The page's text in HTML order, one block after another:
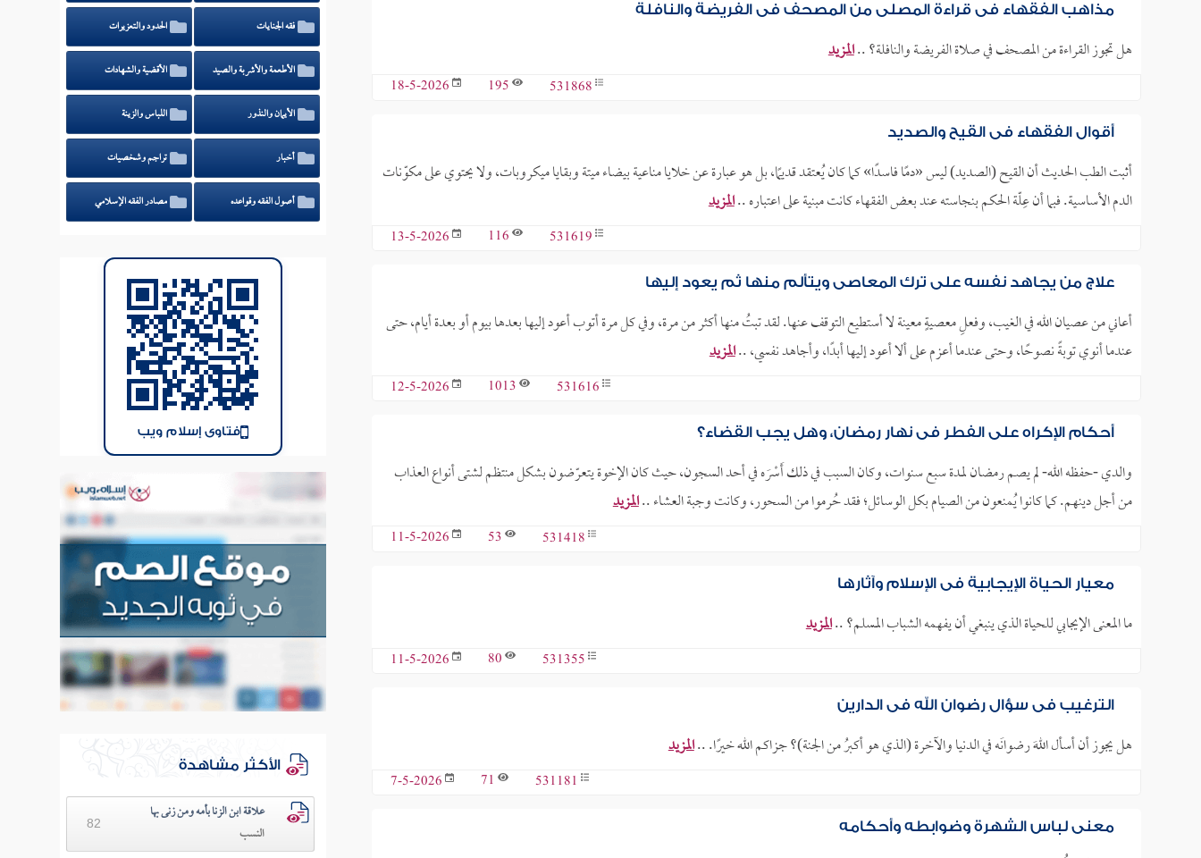
مذاهب الفقهاء في قراءة المصلي من المصحف في الفريضة والنافلة
هل تجوز القراءة من المصحف في صلاة الفريضة والنافلة؟ ..المزيد
531868
195
18-5-2026
أقوال الفقهاء في القيح والصديد
أثبت الطب الحديث أن القيح (الصديد) ليس «دمًا فاسدًا» كما كان يُعتقد قديمًا، بل هو عبارة عن خلايا مناعية بيضاء ميتة وبقايا ميكروبات، ولا يحتوي على مكوّنات
الدم الأساسية. فبما أن عِلّة الحكم بنجاسته عند بعض الفقهاء كانت مبنية على اعتباره ..المزيد
531619
116
13-5-2026
علاج من يجاهد نفسه على ترك المعاصي ويتألم منها ثم يعود إليها
أعاني من عصيان الله في الغيب، وفعلِ معصيةٍ معينة لا أستطيع التوقف عنها. لقد تبتُ منها أكثر من مرة، وفي كل مرة أتوب أعود إليها بعدها بيوم أو بعدة أيام، حتى
عندما أنوي توبةً نصوحًا، وحتى عندما أعزم على ألا أعود إليها أبدًا، وأجاهد نفسي، ..المزيد
531616
1013
12-5-2026
أحكام الإكراه على الفطر في نهار رمضان، وهل يجب القضاء؟
والدي -حفظه الله- لم يصم رمضان لمدة سبع سنوات، وكان السبب في ذلك أَسْرَه في أحد السجون، حيث كان الإخوة يتعرّضون بشكل منتظم لشتى أنواع العذاب
من أجل دينهم. كما كانوا يُمنعون من الصيام بكل الوسائل؛ فقد حُرموا من السحور، وكانت وجبة العشاء ..المزيد
531418
53
11-5-2026
معيار الحياة الإيجابية في الإسلام وآثارها
ما المعنى الإيجابي للحياة الذي ينبغي أن يفهمه الشباب المسلم؟ ..المزيد
531355
80
11-5-2026
الترغيب في سؤال رضوان الله في الدارين
هل يجوز أن أسأل اللهَ رضوانَه في الدنيا والآخرة (الذي هو أكبرُ من الجنة)؟ جزاكم الله خيرًا. ..المزيد
531181
71
7-5-2026
معنى لباس الشهرة وضوابطه وأحكامه
فقه الجنايات الحدود والتعزيرات
الأطعمة والأشربة والصيد الأقضية والشهادات
الأيمان والنذور اللباس والزينة
أخبار تراجم وشخصيات
أصول الفقه وقواعده مصادر الفقه الإسلامي
فتاوى إسلام ويب
الأكثر مشاهدة
علاقة ابن الزنا بأمه ومن زنى بها
النسب
82